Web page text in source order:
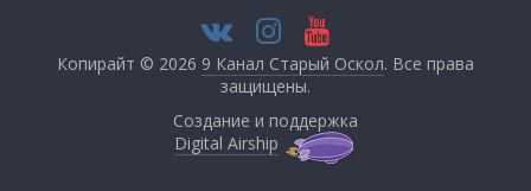
Копирайт © 2026 9 Канал Старый Оскол. Все права
защищены.
Создание и поддержка
Digital Airship